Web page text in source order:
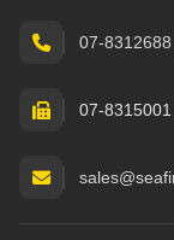
07-8312688
07-8315001